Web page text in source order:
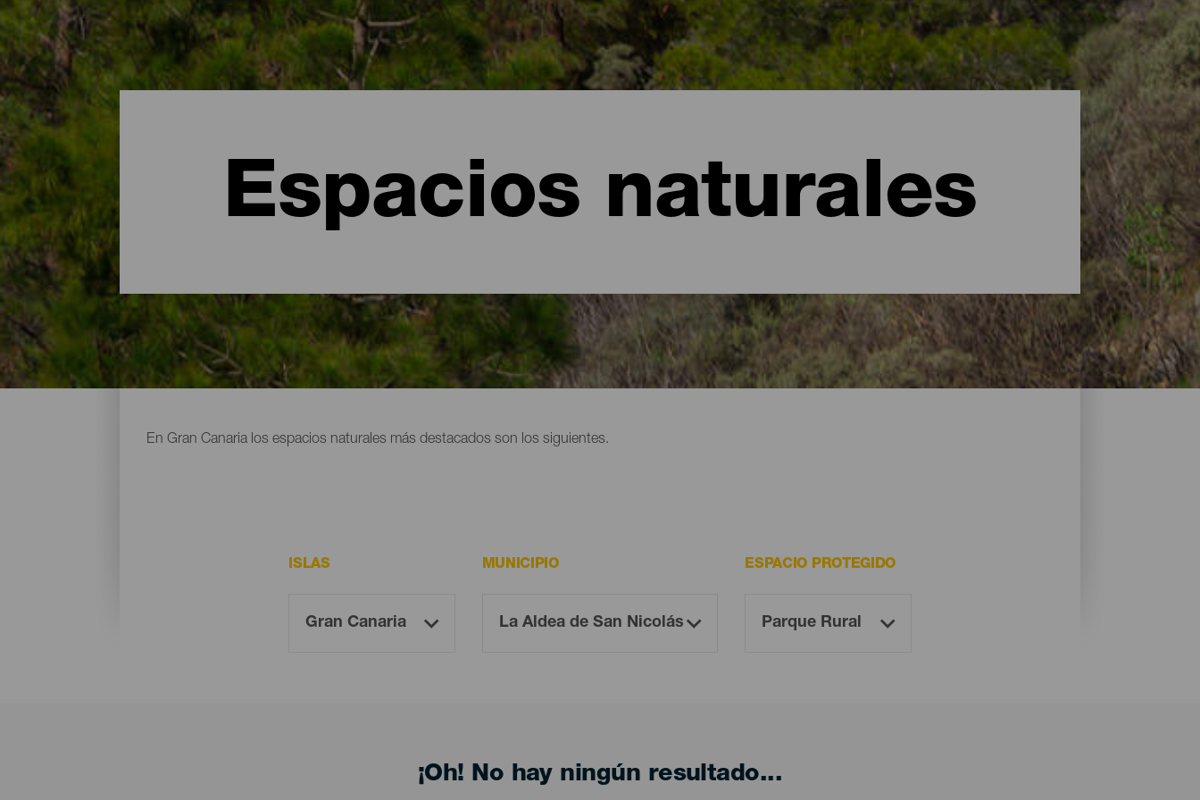
Espacios naturales
Espacios Naturales - Gran Canaria
En Gran Canaria los espacios naturales más destacados son los siguientes.
ISLAS MUNICIPIO ESPACIO PROTEGIDO
¡Oh! No hay ningún resultado...